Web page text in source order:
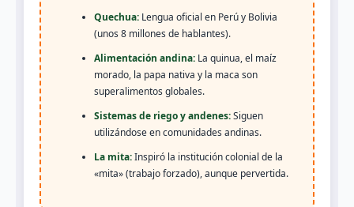
Quechua: Lengua oficial en Perú y Bolivia
(unos 8 millones de hablantes).
Alimentación andina: La quinua, el maíz
morado, la papa nativa y la maca son
superalimentos globales.
Sistemas de riego y andenes:Siguen
utilizándose en comunidades andinas.
La mita:Inspiró la institución colonial de la
«mita» (trabajo forzado), aunque pervertida.